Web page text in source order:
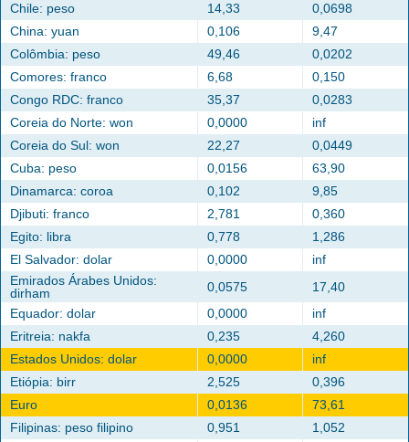
Chile: peso
14,33
0,0698
China: yuan
0,106
9,47
Colômbia: peso
49,46
0,0202
Comores: franco
6,68
0,150
Congo RDC: franco
35,37
0,0283
Coreia do Norte: won
0,0000
inf
Coreia do Sul: won
22,27
0,0449
Cuba: peso
0,0156
63,90
Dinamarca: coroa
0,102
9,85
Djibuti: franco
2,781
0,360
Egito: libra
0,778
1,286
El Salvador: dolar
0,0000
inf
Emirados Árabes Unidos:
dirham
0,0575
17,40
Equador: dolar
0,0000
inf
Eritreia: nakfa
0,235
4,260
Estados Unidos: dolar
0,0000
inf
Etiópia: birr
2,525
0,396
Euro
0,0136
73,61
Filipinas: peso filipino
0,951
1,052